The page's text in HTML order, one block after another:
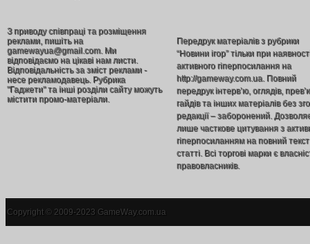
З приводу співпраці та розміщення
реклами, пишіть на
gamewayua@gmail.com. Ми
відповідаємо на цікаві нам листи.
Відповідальність за зміст реклами -
несе рекламодавець. Рубрика
"Гаджети" та інші розділи сайту можуть
містити промо-матеріали.
Передрук матеріалів з рубрики
“Новини ігор” тільки при
активного гіперпосилання на
http://gameway.com.ua. Повний
передрук інтерв’ю, оглядів,
гайдів та інших матеріалів без
редакції – заборонений.
лише часткове цитування з
гіперпосиланням на повний текст
статті. Всі торгові марки є
правовласників.
Copyright © 2009-2023 GameWay.com.ua